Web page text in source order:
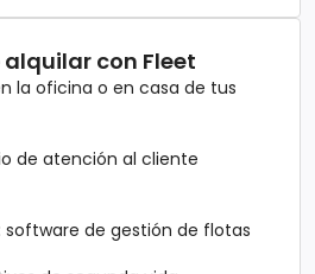
con Fleet
la oficina o en casa de tus
de atención al cliente
software de gestión de flotas